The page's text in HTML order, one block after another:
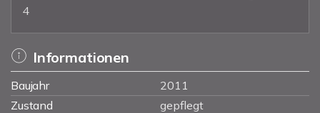
4
Informationen
Baujahr
2011
Zustand
gepflegt